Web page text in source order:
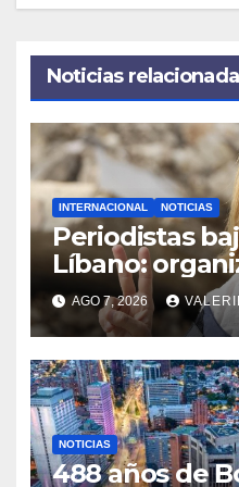
Noticias
INTERNACIONAL NOTICIAS
Periodistas
Líbano:
denuncian
justicia
AGO 7, 2026
NOTICIAS
488 años de